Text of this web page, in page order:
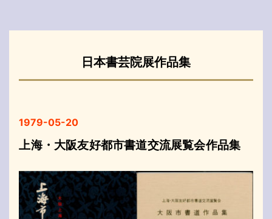
日本書芸院展作品集
1979-05-20
上海・大阪友好都市書道交流展覧会作品集